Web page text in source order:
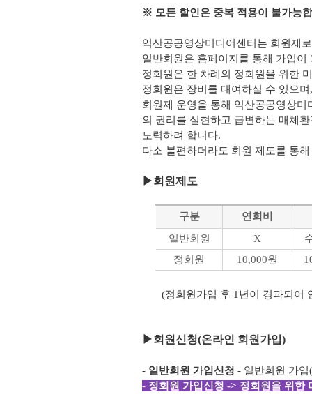
※ 모든 할인은 중복 적용이 불가능
익산공공영상미디어센터는 회원제
일반회원은 홈페이지를 통해 가입
정회원은 한 차례의 정회원을 위한
정회원은 장비를 대여하실 수 있으
회원제 운영을 통해 익산공공영상
의 권리를 실현하고 급변하는 매체
노력하려 합니다.
다소 불편하더라도 회원 제도를 통
▶회원제도
구분
연회비
일반회원
X
정회원
10,000원
(정회원가입 후 1년이 경과되어
▶회원신청(온라인 회원가입)
- 일반회원 가입신청 - 일반회원 가입
- 정회원 가입신청 -> 정회원을 위한